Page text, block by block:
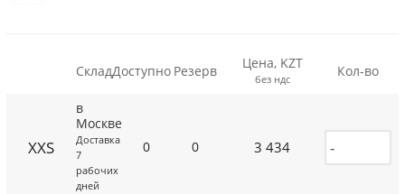
СкладДоступно Резерв Цена, KZT
без ндс Кол-во
XXS
в
Москве
Доставка
7
рабочих
дней
0 0 3 434